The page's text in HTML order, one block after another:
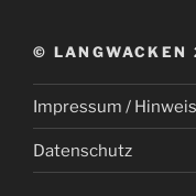
©
Impressum /
Datenschutz